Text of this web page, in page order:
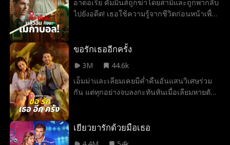
อาดอเรีย คัมมินส์ถูกฆ่าโดยสามีและถูกพากลับ
ไปยังอดีต! เธอใช้ความรู้จากชีวิตก่อนหน้าเพื่อ
อร์ ทนายความที่ดูเหมือนจะมีประโยชน์สำหรับ
รู้จักกันมาก่อน
ขอรักเธออีกครั้ง
3M
44.6k
เอ็มม่าและเลียมเคยมีค่ำคืนอันแสนวิเศษร่วม
กัน แต่ทุกอย่างจบลงกะทันหันเมื่อเลียมหายตัว
แต่งงานของน้องสาวเอ็มม่า ที่ซึ่งเลียมรับหน้าที่
เยียวยารักด้วยมือเธอ